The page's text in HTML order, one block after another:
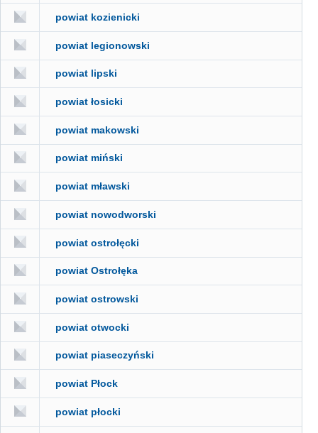
powiat kozienicki
powiat legionowski
powiat lipski
powiat łosicki
powiat makowski
powiat miński
powiat mławski
powiat nowodworski
powiat ostrołęcki
powiat Ostrołęka
powiat ostrowski
powiat otwocki
powiat piaseczyński
powiat Płock
powiat płocki